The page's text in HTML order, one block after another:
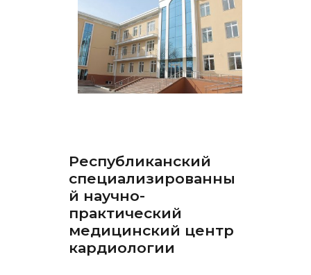
Республиканский
специализированны
й научно-
практический
медицинский центр
кардиологии